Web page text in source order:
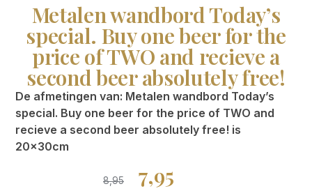
Metalen wandbord Today’s
special. Buy one beer for the
price of TWO and recieve a
second beer absolutely free!
De afmetingen van: Metalen wandbord Today’s
special. Buy one beer for the price of TWO and
recieve a second beer absolutely free! is
20x30cm
8,95 7,95